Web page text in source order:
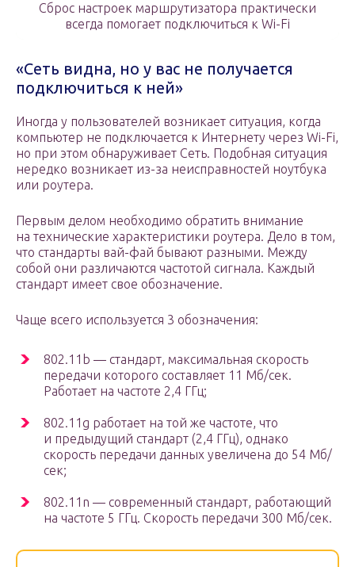
Сброс настроек маршрутизатора практически
всегда помогает подключиться к Wi-Fi
«Сеть видна, но у вас не получается
подключиться к ней»
Иногда у пользователей возникает ситуация, когда
компьютер не подключается к Интернету через Wi-Fi,
но при этом обнаруживает Сеть. Подобная ситуация
нередко возникает из-за неисправностей ноутбука
или роутера.
Первым делом необходимо обратить внимание
на технические характеристики роутера. Дело в том,
что стандарты вай-фай бывают разными. Между
собой они различаются частотой сигнала. Каждый
стандарт имеет свое обозначение.
Чаще всего используется 3 обозначения:
802.11b — стандарт, максимальная скорость
передачи которого составляет 11 Мб/сек.
Работает на частоте 2,4 ГГц;
802.11g работает на той же частоте, что
и предыдущий стандарт (2,4 ГГц), однако
скорость передачи данных увеличена до 54 Мб/
сек;
802.11n — современный стандарт, работающий
на частоте 5 ГГц. Скорость передачи 300 Мб/сек.